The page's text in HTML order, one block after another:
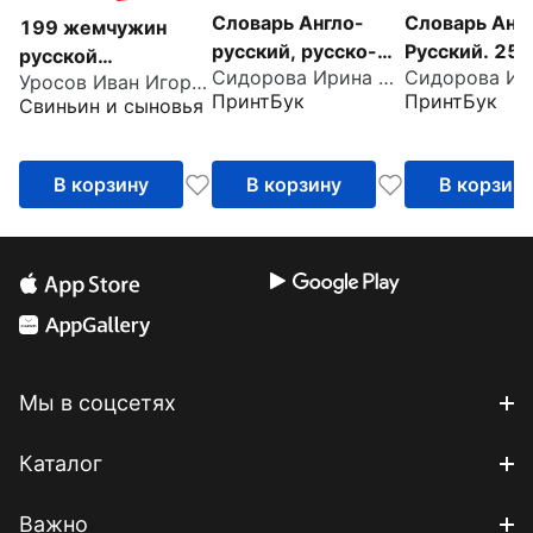
199 жемчужин
русской
фразеологии.
Школьный русско-
этимологический
словарь
Уросов Иван Игоревич
Свиньин и сыновья
В корзину
Словарь Англо-
русский, русско-
английский. 45000
слов
Сидорова Ирина Вадимовна
ПринтБук
В корзину
Словарь
Русский.
слов
ПринтБук
В корзину
Мы в соцсетях
Каталог
Важно